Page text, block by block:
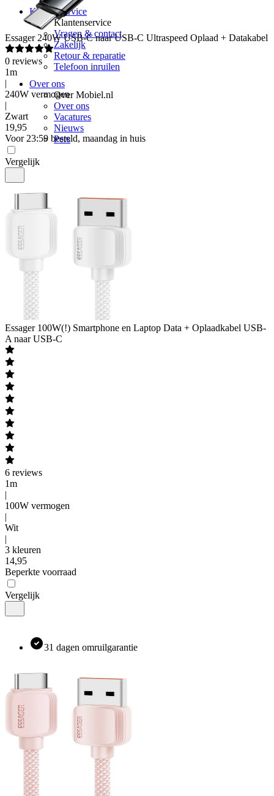
Klantenservice
Klantenservice
Vragen & contact
Zakelijk
Retour & reparatie
Telefoon inruilen
Over ons
Over Mobiel.nl
Over ons
Vacatures
Nieuws
Pers
Essager 240W USB-C naar USB-C Ultraspeed Oplaad + Datakabel
0 reviews
1m
|
240W vermogen
|
Zwart
19,95
Voor 23:59 besteld, maandag in huis
Vergelijk
Essager 100W(!) Smartphone en Laptop Data + Oplaadkabel USB-
A naar USB-C
6 reviews
1m
|
100W vermogen
|
Wit
|
3 kleuren
14,95
Beperkte voorraad
Vergelijk
31 dagen omruilgarantie